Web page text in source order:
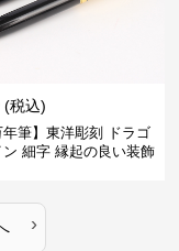
(税込)
年筆】東洋彫刻 ドラゴ
ン 細字 縁起の良い装飾
›